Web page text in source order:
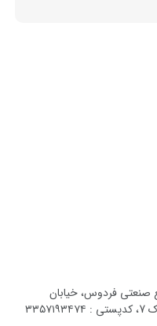
صنعتی فردوس، خیابان